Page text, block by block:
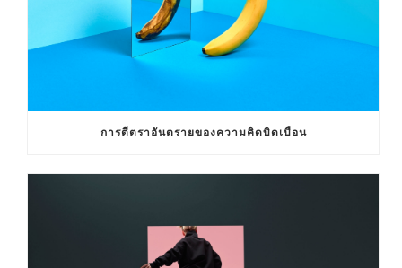
การตีตราอันตรายของความคิดบิดเบือน